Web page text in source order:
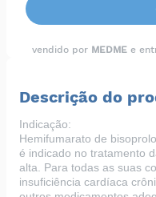
vendido por MEDME e
Descrição do
Indicação:
Hemifumarato de
é indicado no tratamento
alta. Para todas as suas
insuficiência cardíaca